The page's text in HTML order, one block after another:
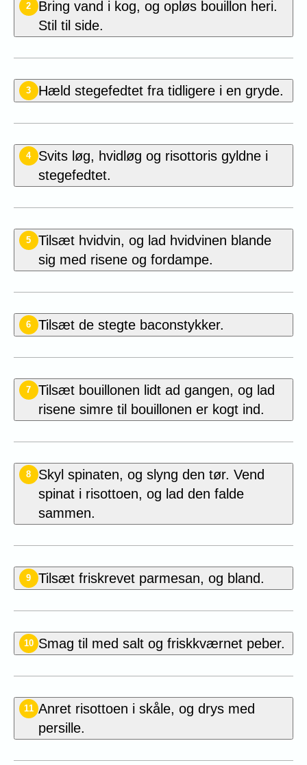
2
Bring vand i kog, og opløs bouillon heri.
Stil til side.
3 Hæld stegefedtet fra tidligere i en gryde.
4
Svits løg, hvidløg og risottoris gyldne i
stegefedtet.
5
Tilsæt hvidvin, og lad hvidvinen blande
sig med risene og fordampe.
6 Tilsæt de stegte baconstykker.
7
Tilsæt bouillonen lidt ad gangen, og lad
risene simre til bouillonen er kogt ind.
8
Skyl spinaten, og slyng den tør. Vend
spinat i risottoen, og lad den falde
sammen.
9 Tilsæt friskrevet parmesan, og bland.
10 Smag til med salt og friskkværnet peber.
11 Anret risottoen i skåle, og drys med
persille.